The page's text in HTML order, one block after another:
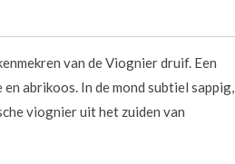
van de Viognier druif. Een
abrikoos. In de mond subtiel sappig,
viognier uit het zuiden van